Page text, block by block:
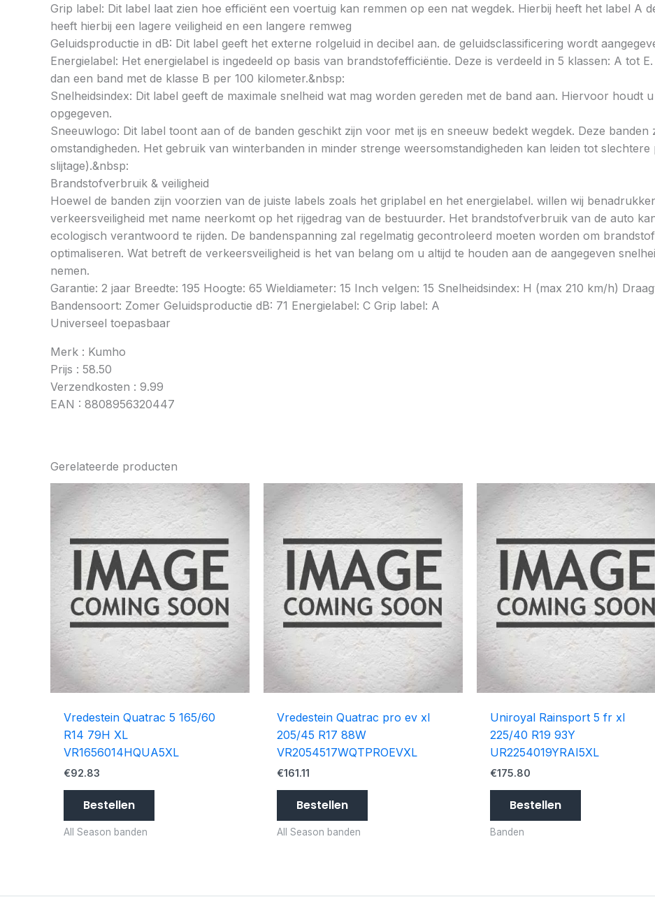
Grip label: Dit label laat zien hoe efficiënt een voertuig kan remmen op een nat wegdek. Hierbij heeft het label A
heeft hierbij een lagere veiligheid en een langere remweg
Geluidsproductie in dB: Dit label geeft het externe rolgeluid in decibel aan. de geluidsclassificering wordt
Energielabel: Het energielabel is ingedeeld op basis van brandstofefficiëntie. Deze is verdeeld in 5 klassen: A tot
dan een band met de klasse B per 100 kilometer.&nbsp:
Snelheidsindex: Dit label geeft de maximale snelheid wat mag worden gereden met de band aan. Hiervoor houdt
opgegeven.
Sneeuwlogo: Dit label toont aan of de banden geschikt zijn voor met ijs en sneeuw bedekt wegdek. Deze banden
omstandigheden. Het gebruik van winterbanden in minder strenge weersomstandigheden kan leiden tot slechtere
slijtage).&nbsp:
Brandstofverbruik & veiligheid
Hoewel de banden zijn voorzien van de juiste labels zoals het griplabel en het energielabel. willen wij
verkeersveiligheid met name neerkomt op het rijgedrag van de bestuurder. Het brandstofverbruik van de auto
ecologisch verantwoord te rijden. De bandenspanning zal regelmatig gecontroleerd moeten worden om
optimaliseren. Wat betreft de verkeersveiligheid is het van belang om u altijd te houden aan de aangegeven
nemen.
Garantie: 2 jaar Breedte: 195 Hoogte: 65 Wieldiameter: 15 Inch velgen: 15 Snelheidsindex: H (max 210 km/h)
Bandensoort: Zomer Geluidsproductie dB: 71 Energielabel: C Grip label: A
Universeel toepasbaar
Merk : Kumho
Prijs : 58.50
Verzendkosten : 9.99
EAN : 8808956320447
Gerelateerde producten
Vredestein Quatrac 5 165/60
R14 79H XL
VR1656014HQUA5XL
€92.83
Bestellen
All Season banden
Vredestein Quatrac pro ev xl
205/45 R17 88W
VR2054517WQTPROEVXL
€161.11
Bestellen
All Season banden
Uniroyal Rainsport 5 fr xl
225/40 R19 93Y
UR2254019YRAI5XL
€175.80
Bestellen
Banden